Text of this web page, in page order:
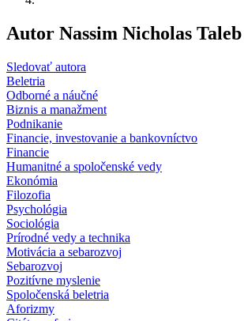
Autor Nassim Nicholas Taleb
Sledovať autora
Beletria
Odborné a náučné
Biznis a manažment
Podnikanie
Financie, investovanie a bankovníctvo
Financie
Humanitné a spoločenské vedy
Ekonómia
Filozofia
Psychológia
Sociológia
Prírodné vedy a technika
Motivácia a sebarozvoj
Sebarozvoj
Pozitívne myslenie
Spoločenská beletria
Aforizmy